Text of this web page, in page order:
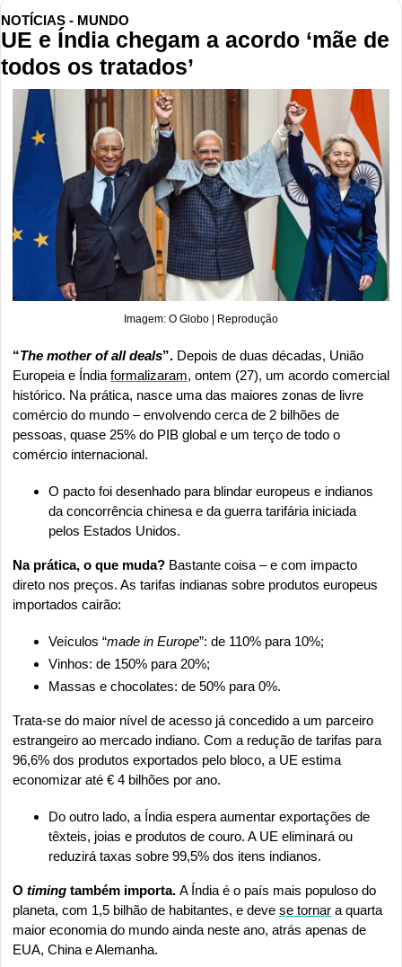
NOTÍCIAS - MUNDO
UE e Índia chegam a acordo ‘mãe de
todos os tratados’
Imagem: O Globo | Reprodução
“The mother of all deals”. Depois de duas décadas, União
Europeia e Índia formalizaram, ontem (27), um acordo comercial
histórico. Na prática, nasce uma das maiores zonas de livre
comércio do mundo – envolvendo cerca de 2 bilhões de
pessoas, quase 25% do PIB global e um terço de todo o
comércio internacional.
O pacto foi desenhado para blindar europeus e indianos
da concorrência chinesa e da guerra tarifária iniciada
pelos Estados Unidos.
Na prática, o que muda? Bastante coisa – e com impacto
direto nos preços. As tarifas indianas sobre produtos europeus
importados cairão:
Veículos “made in Europe”: de 110% para 10%;
Vinhos: de 150% para 20%;
Massas e chocolates: de 50% para 0%.
Trata-se do maior nível de acesso já concedido a um parceiro
estrangeiro ao mercado indiano. Com a redução de tarifas para
96,6% dos produtos exportados pelo bloco, a UE estima
economizar até € 4 bilhões por ano.
Do outro lado, a Índia espera aumentar exportações de
têxteis, joias e produtos de couro. A UE eliminará ou
reduzirá taxas sobre 99,5% dos itens indianos.
O timing também importa. A Índia é o país mais populoso do
planeta, com 1,5 bilhão de habitantes, e deve se tornar a quarta
maior economia do mundo ainda neste ano, atrás apenas de
EUA, China e Alemanha.